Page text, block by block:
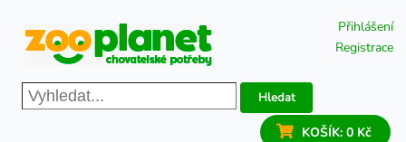
Přihlášení
Registrace
Hledat
KOŠÍK: 0 Kč